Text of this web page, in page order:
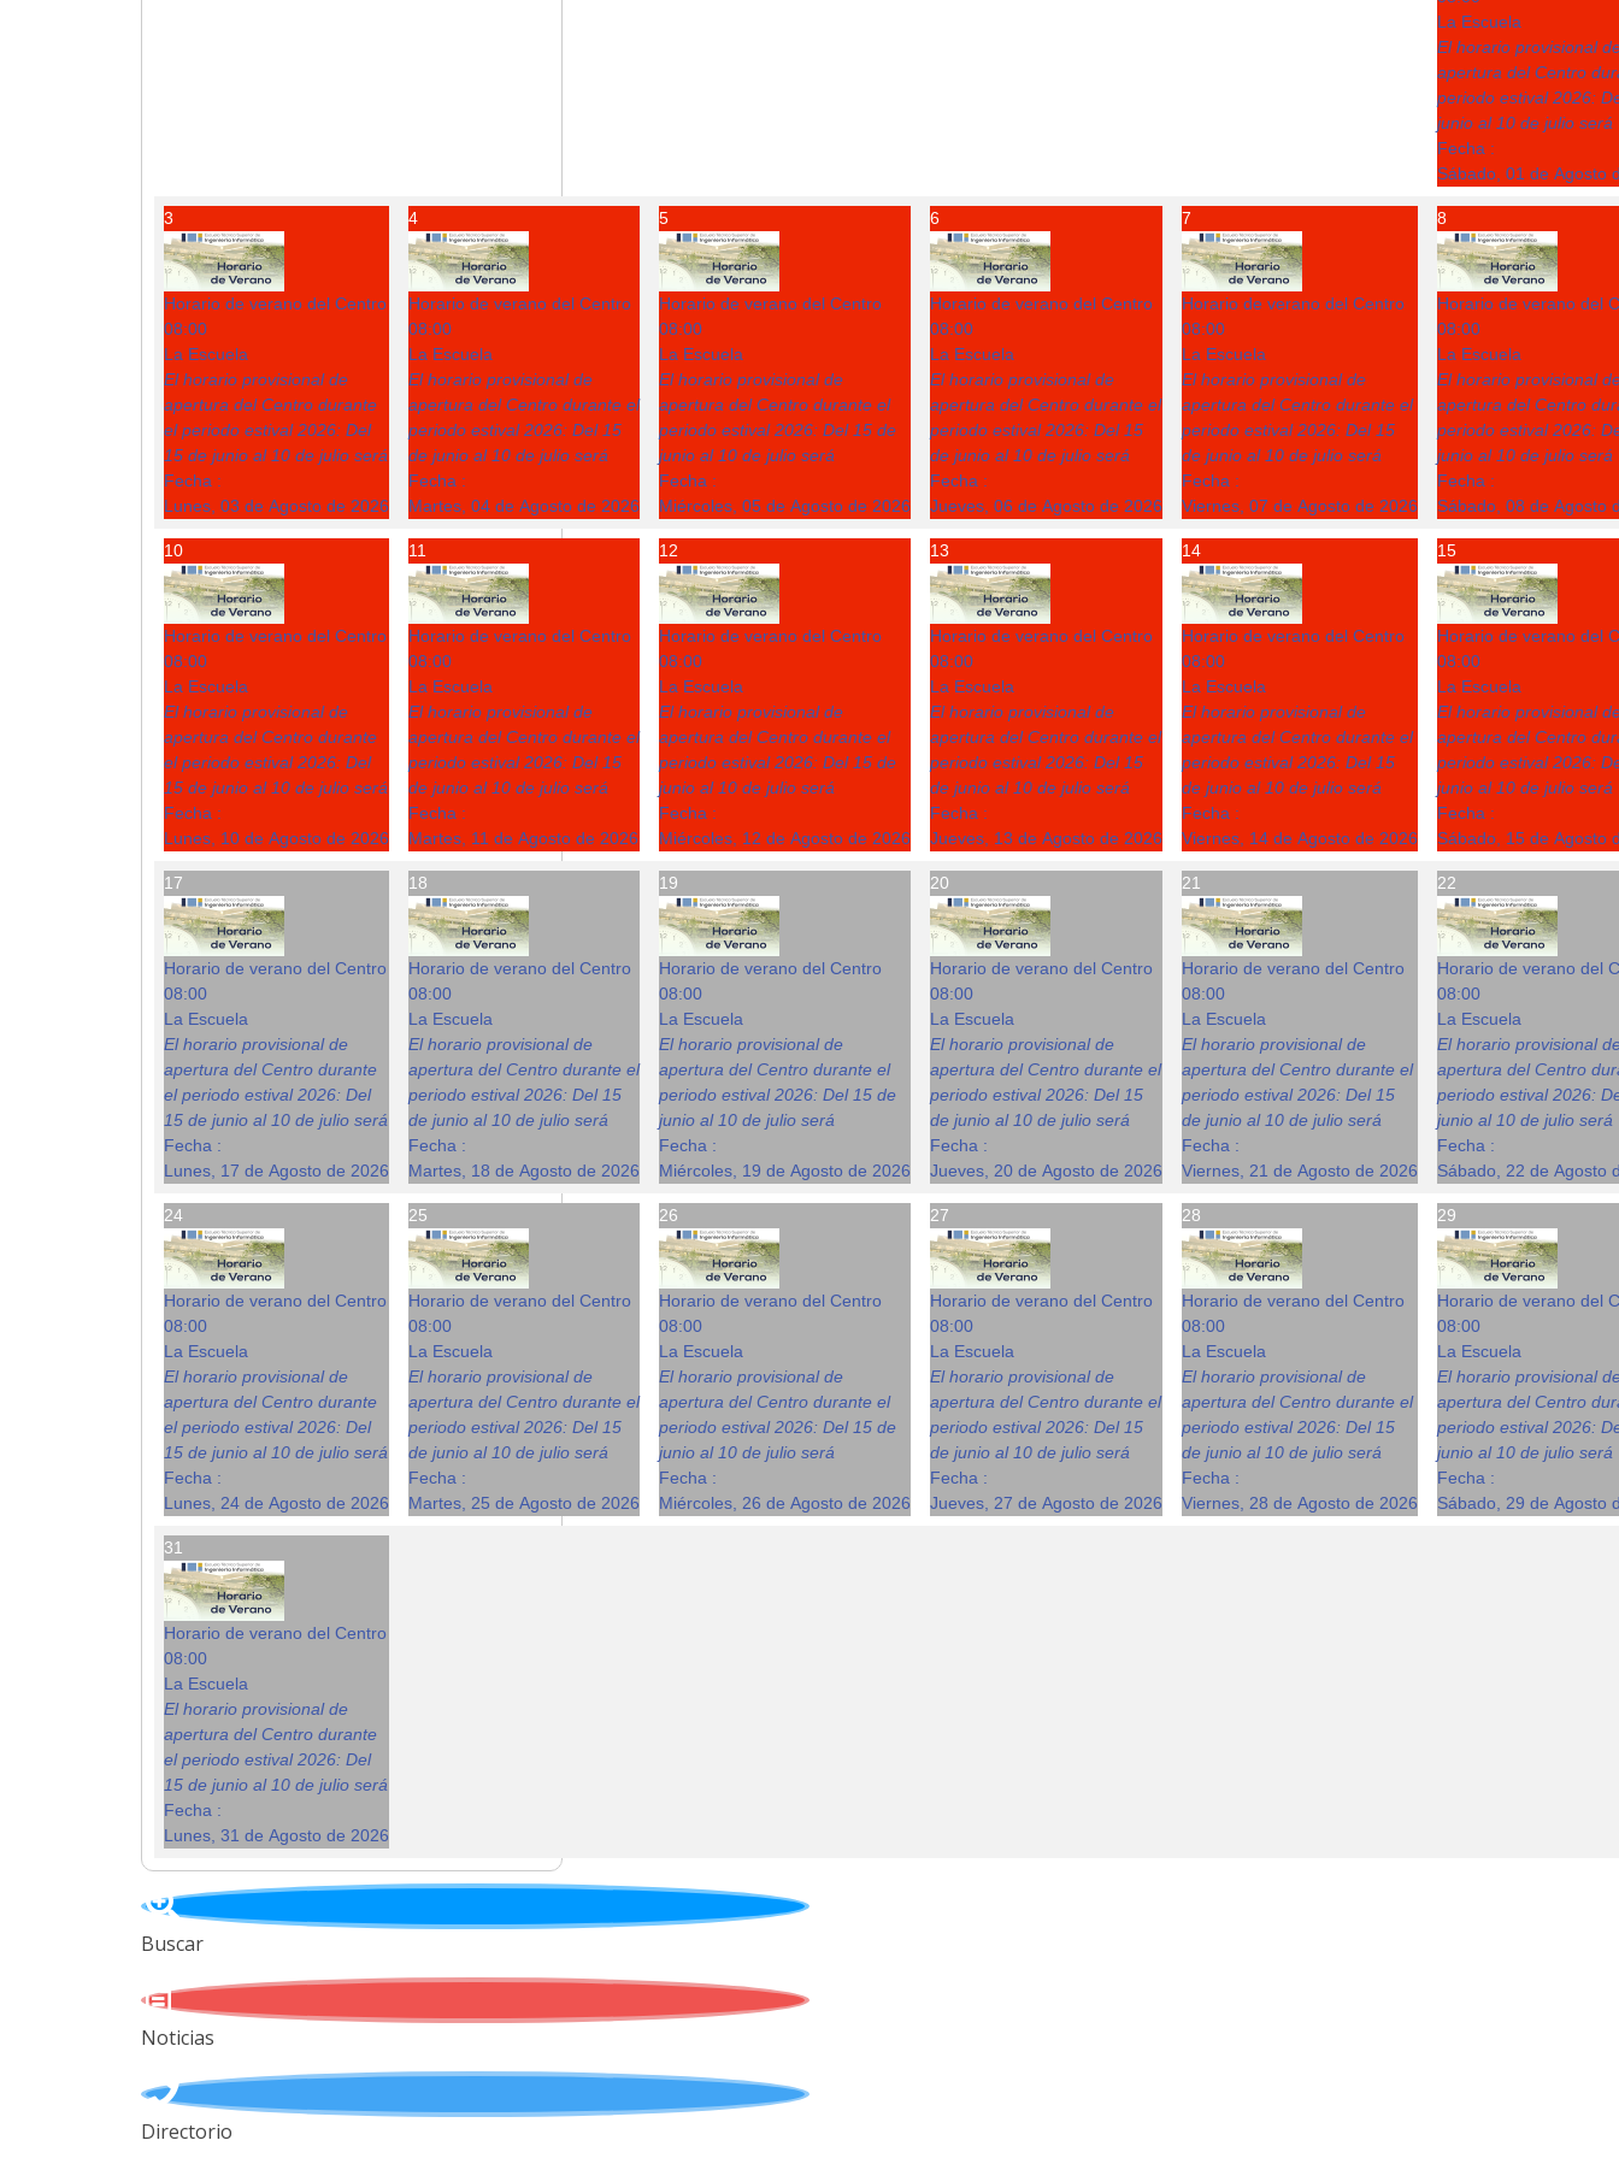
La Escuela
El horario provisional
apertura del Centro
periodo estival 2026:
junio al 10 de julio será
Fecha :
Sábado, 01 de Agosto
3
Horario de verano del Centro
08:00
La Escuela
El horario provisional de
apertura del Centro durante
el periodo estival 2026: Del
15 de junio al 10 de julio será
Fecha :
Lunes, 03 de Agosto de 2026
4
Horario de verano del Centro
08:00
La Escuela
El horario provisional de
apertura del Centro durante el
periodo estival 2026: Del 15
de junio al 10 de julio será
Fecha :
Martes, 04 de Agosto de 2026
5
Horario de verano del Centro
08:00
La Escuela
El horario provisional de
apertura del Centro durante el
periodo estival 2026: Del 15 de
junio al 10 de julio será
Fecha :
Miércoles, 05 de Agosto de 2026
6
Horario de verano del Centro
08:00
La Escuela
El horario provisional de
apertura del Centro durante el
periodo estival 2026: Del 15
de junio al 10 de julio será
Fecha :
Jueves, 06 de Agosto de 2026
7
Horario de verano del Centro
08:00
La Escuela
El horario provisional de
apertura del Centro durante el
periodo estival 2026: Del 15
de junio al 10 de julio será
Fecha :
Viernes, 07 de Agosto de 2026
8
Horario de verano del
08:00
La Escuela
El horario provisional
apertura del Centro
periodo estival 2026:
junio al 10 de julio será
Fecha :
Sábado, 08 de Agosto
10
Horario de verano del Centro
08:00
La Escuela
El horario provisional de
apertura del Centro durante
el periodo estival 2026: Del
15 de junio al 10 de julio será
Fecha :
Lunes, 10 de Agosto de 2026
11
Horario de verano del Centro
08:00
La Escuela
El horario provisional de
apertura del Centro durante el
periodo estival 2026: Del 15
de junio al 10 de julio será
Fecha :
Martes, 11 de Agosto de 2026
12
Horario de verano del Centro
08:00
La Escuela
El horario provisional de
apertura del Centro durante el
periodo estival 2026: Del 15 de
junio al 10 de julio será
Fecha :
Miércoles, 12 de Agosto de 2026
13
Horario de verano del Centro
08:00
La Escuela
El horario provisional de
apertura del Centro durante el
periodo estival 2026: Del 15
de junio al 10 de julio será
Fecha :
Jueves, 13 de Agosto de 2026
14
Horario de verano del Centro
08:00
La Escuela
El horario provisional de
apertura del Centro durante el
periodo estival 2026: Del 15
de junio al 10 de julio será
Fecha :
Viernes, 14 de Agosto de 2026
15
Horario de verano del
08:00
La Escuela
El horario provisional
apertura del Centro
periodo estival 2026:
junio al 10 de julio será
Fecha :
Sábado, 15 de Agosto
17
Horario de verano del Centro
08:00
La Escuela
El horario provisional de
apertura del Centro durante
el periodo estival 2026: Del
15 de junio al 10 de julio será
Fecha :
Lunes, 17 de Agosto de 2026
18
Horario de verano del Centro
08:00
La Escuela
El horario provisional de
apertura del Centro durante el
periodo estival 2026: Del 15
de junio al 10 de julio será
Fecha :
Martes, 18 de Agosto de 2026
19
Horario de verano del Centro
08:00
La Escuela
El horario provisional de
apertura del Centro durante el
periodo estival 2026: Del 15 de
junio al 10 de julio será
Fecha :
Miércoles, 19 de Agosto de 2026
20
Horario de verano del Centro
08:00
La Escuela
El horario provisional de
apertura del Centro durante el
periodo estival 2026: Del 15
de junio al 10 de julio será
Fecha :
Jueves, 20 de Agosto de 2026
21
Horario de verano del Centro
08:00
La Escuela
El horario provisional de
apertura del Centro durante el
periodo estival 2026: Del 15
de junio al 10 de julio será
Fecha :
Viernes, 21 de Agosto de 2026
22
Horario de verano del
08:00
La Escuela
El horario provisional
apertura del Centro
periodo estival 2026:
junio al 10 de julio será
Fecha :
Sábado, 22 de Agosto
24
Horario de verano del Centro
08:00
La Escuela
El horario provisional de
apertura del Centro durante
el periodo estival 2026: Del
15 de junio al 10 de julio será
Fecha :
Lunes, 24 de Agosto de 2026
25
Horario de verano del Centro
08:00
La Escuela
El horario provisional de
apertura del Centro durante el
periodo estival 2026: Del 15
de junio al 10 de julio será
Fecha :
Martes, 25 de Agosto de 2026
26
Horario de verano del Centro
08:00
La Escuela
El horario provisional de
apertura del Centro durante el
periodo estival 2026: Del 15 de
junio al 10 de julio será
Fecha :
Miércoles, 26 de Agosto de 2026
27
Horario de verano del Centro
08:00
La Escuela
El horario provisional de
apertura del Centro durante el
periodo estival 2026: Del 15
de junio al 10 de julio será
Fecha :
Jueves, 27 de Agosto de 2026
28
Horario de verano del Centro
08:00
La Escuela
El horario provisional de
apertura del Centro durante el
periodo estival 2026: Del 15
de junio al 10 de julio será
Fecha :
Viernes, 28 de Agosto de 2026
29
Horario de verano del
08:00
La Escuela
El horario provisional
apertura del Centro
periodo estival 2026:
junio al 10 de julio será
Fecha :
Sábado, 29 de Agosto
31
Horario de verano del Centro
08:00
La Escuela
El horario provisional de
apertura del Centro durante
el periodo estival 2026: Del
15 de junio al 10 de julio será
Fecha :
Lunes, 31 de Agosto de 2026
Buscar
Noticias
Directorio